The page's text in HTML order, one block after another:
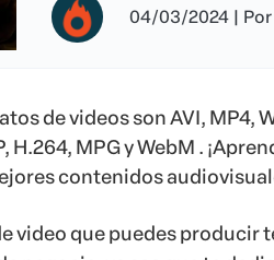
04/03/2024 | Por
de videos son AVI, MP4,
H.264, MPG y WebM .
contenidos
video que puedes producir